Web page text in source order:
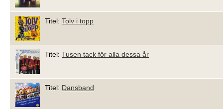
Titel: Tolv i topp
Titel: Tusen tack för alla dessa år
Titel: Dansband